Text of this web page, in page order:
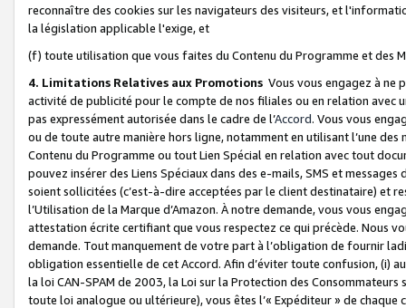
reconnaître des cookies sur les navigateurs des visiteurs, et
la législation applicable l'exige, et
(f) toute utilisation que vous faites du Contenu du Programme et des
4. Limitations Relatives aux Promotions Vous vous engagez à ne
activité de publicité pour le compte de nos filiales ou en relation avec
pas expressément autorisée dans le cadre de l’Accord. Vous vous
ou de toute autre manière hors ligne, notamment en utilisant l’une
Contenu du Programme ou tout Lien Spécial en relation avec tout
pouvez insérer des Liens Spéciaux dans des e-mails, SMS et
soient sollicitées (c’est-à-dire acceptées par le client destinataire) et
l’Utilisation de la Marque d’Amazon. À notre demande, vous vous
attestation écrite certifiant que vous respectez ce qui précède. Nous
demande. Tout manquement de votre part à l’obligation de fournir
obligation essentielle de cet Accord. Afin d’éviter toute confusion, (i)
la loi CAN-SPAM de 2003, la Loi sur la Protection des
toute loi analogue ou ultérieure), vous êtes l’« Expéditeur » de